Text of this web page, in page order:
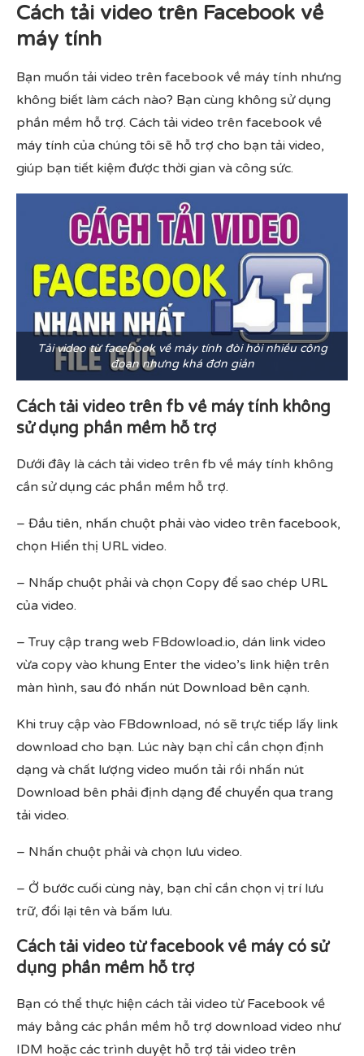
Cách tải video trên Facebook về
máy tính
Bạn muốn tải video trên facebook về máy tính nhưng
không biết làm cách nào? Bạn cùng không sử dụng
phần mềm hỗ trợ. Cách tải video trên facebook về
máy tính của chúng tôi sẽ hỗ trợ cho bạn tải video,
giúp bạn tiết kiệm được thời gian và công sức.
Tải video từ facebook về máy tính đòi hỏi nhiều công
đoạn nhưng khá đơn giản
Cách tải video trên fb về máy tính không
sử dụng phần mềm hỗ trợ
Dưới đây là cách tải video trên fb về máy tính không
cần sử dụng các phần mềm hỗ trợ.
– Đầu tiên, nhấn chuột phải vào video trên facebook,
chọn Hiển thị URL video.
– Nhấp chuột phải và chọn Copy để sao chép URL
của video.
– Truy cập trang web FBdowload.io, dán link video
vừa copy vào khung Enter the video’s link hiện trên
màn hình, sau đó nhấn nút Download bên cạnh.
Khi truy cập vào FBdownload, nó sẽ trực tiếp lấy link
download cho bạn. Lúc này bạn chỉ cần chọn định
dạng và chất lượng video muốn tải rồi nhấn nút
Download bên phải định dạng để chuyển qua trang
tải video.
– Nhấn chuột phải và chọn lưu video.
– Ở bước cuối cùng này, bạn chỉ cần chọn vị trí lưu
trữ, đổi lại tên và bấm lưu.
Cách tải video từ facebook về máy có sử
dụng phần mềm hỗ trợ
Bạn có thể thực hiện cách tải video từ Facebook về
máy bằng các phần mềm hỗ trợ download video như
IDM hoặc các trình duyệt hỗ trợ tải video trên